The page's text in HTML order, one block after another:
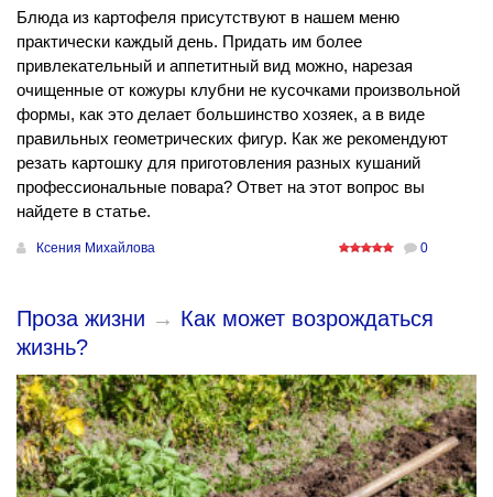
Блюда из картофеля присутствуют в нашем меню
практически каждый день. Придать им более
привлекательный и аппетитный вид можно, нарезая
очищенные от кожуры клубни не кусочками произвольной
формы, как это делает большинство хозяек, а в виде
правильных геометрических фигур. Как же рекомендуют
резать картошку для приготовления разных кушаний
профессиональные повара? Ответ на этот вопрос вы
найдете в статье.
Ксения Михайлова 0
Проза жизни → Как может возрождаться
жизнь?